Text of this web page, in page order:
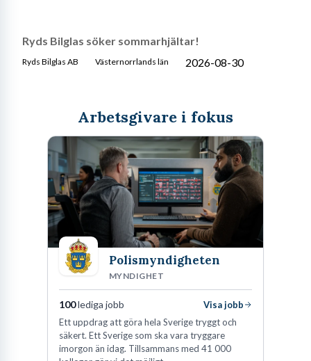
Ryds Bilglas söker sommarhjältar!
Ryds Bilglas AB Västernorrlands län 2026-08-30
Arbetsgivare i fokus
Polismyndigheten
MYNDIGHET
100lediga jobb
Visa jobb
Ett uppdrag att göra hela Sverige tryggt och
säkert. Ett Sverige som ska vara tryggare
imorgon än idag. Tillsammans med 41 000